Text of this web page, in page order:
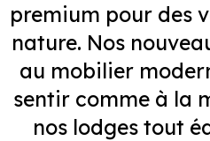
premium pour des
nature. Nos
au mobilier
sentir comme à la
nos lodges tout